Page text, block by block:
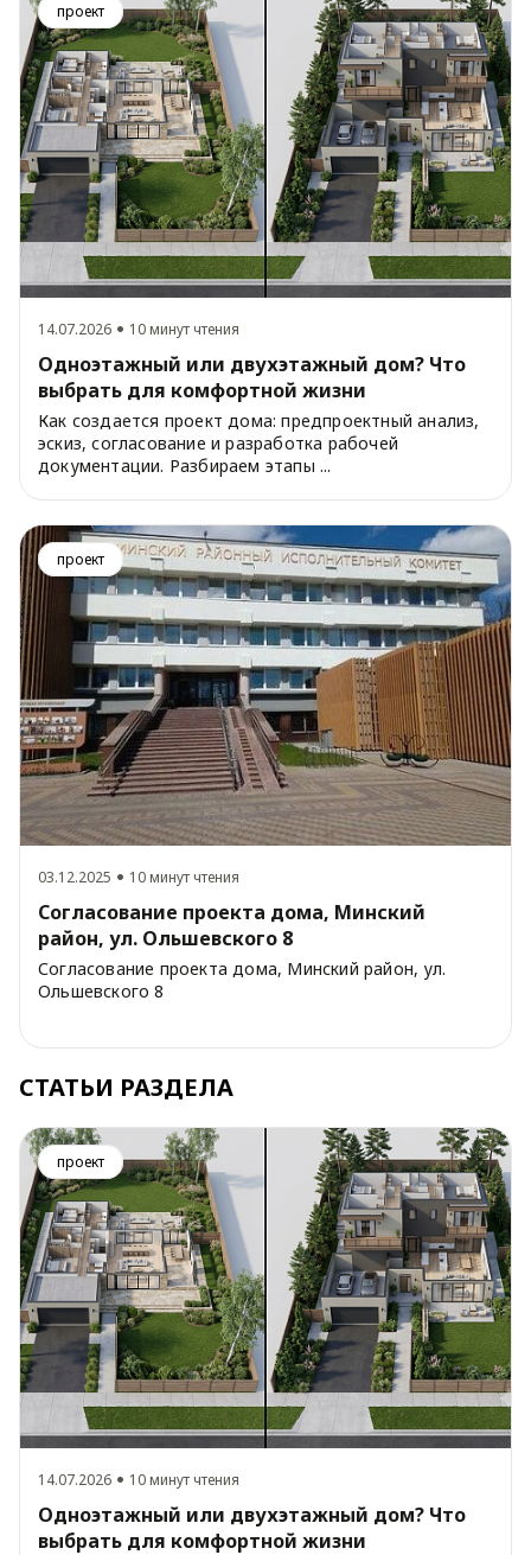
проект
14.07.2026 10 минут чтения
Одноэтажный или двухэтажный дом? Что
выбрать для комфортной жизни
Как создается проект дома: предпроектный анализ,
эскиз, согласование и разработка рабочей
документации. Разбираем этапы ...
проект
03.12.2025 10 минут чтения
Согласование проекта дома, Минский
район, ул. Ольшевского 8
Согласование проекта дома, Минский район, ул.
Ольшевского 8
СТАТЬИ РАЗДЕЛА
проект
14.07.2026 10 минут чтения
Одноэтажный или двухэтажный дом? Что
выбрать для комфортной жизни